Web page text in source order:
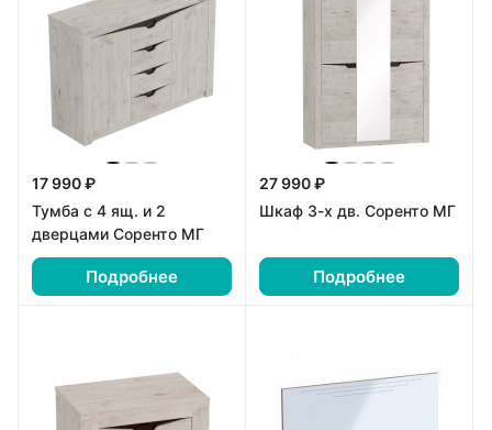
17 990 ₽
Тумба с 4 ящ. и 2
дверцами Соренто МГ
Подробнее
27 990 ₽
Шкаф 3-х дв. Соренто МГ
Подробнее